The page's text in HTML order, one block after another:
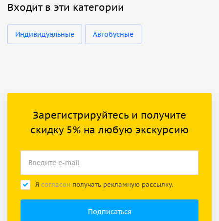
Входит в эти категории
Индивидуальные Автобусные
Зарегистрируйтесь и получите
скидку 5% на любую экскурсию
Я согласен получать рекламную рассылку.